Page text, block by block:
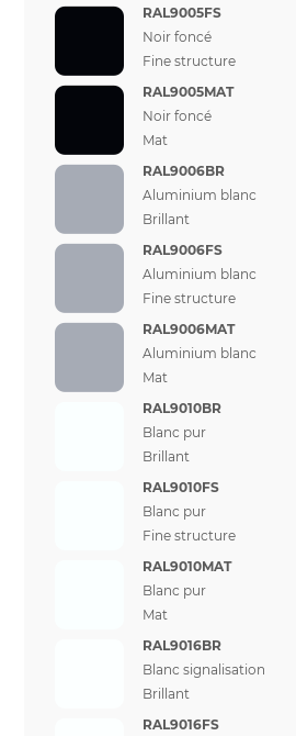
RAL9005FS
Noir foncé
Fine structure
RAL9005MAT
Noir foncé
Mat
RAL9006BR
Aluminium blanc
Brillant
RAL9006FS
Aluminium blanc
Fine structure
RAL9006MAT
Aluminium blanc
Mat
RAL9010BR
Blanc pur
Brillant
RAL9010FS
Blanc pur
Fine structure
RAL9010MAT
Blanc pur
Mat
RAL9016BR
Blanc signalisation
Brillant
RAL9016FS